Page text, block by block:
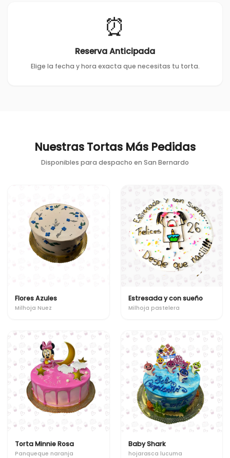
⏰
Reserva Anticipada
Elige la fecha y hora exacta que necesitas tu torta.
Nuestras Tortas Más Pedidas
Disponibles para despacho en San Bernardo
Flores Azules
Milhoja Nuez
Estresada y con sueño
Milhoja pastelera
Torta Minnie Rosa
Panqueque naranja
Baby Shark
hojarasca lucuma